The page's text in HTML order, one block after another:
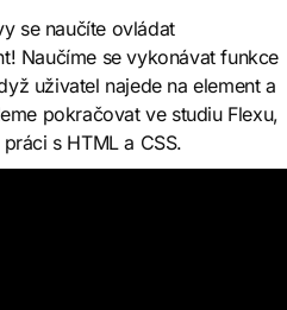
se naučíte ovládat
Naučíme se vykonávat funkce
uživatel najede na element a
pokračovat ve studiu Flexu,
s HTML a CSS.